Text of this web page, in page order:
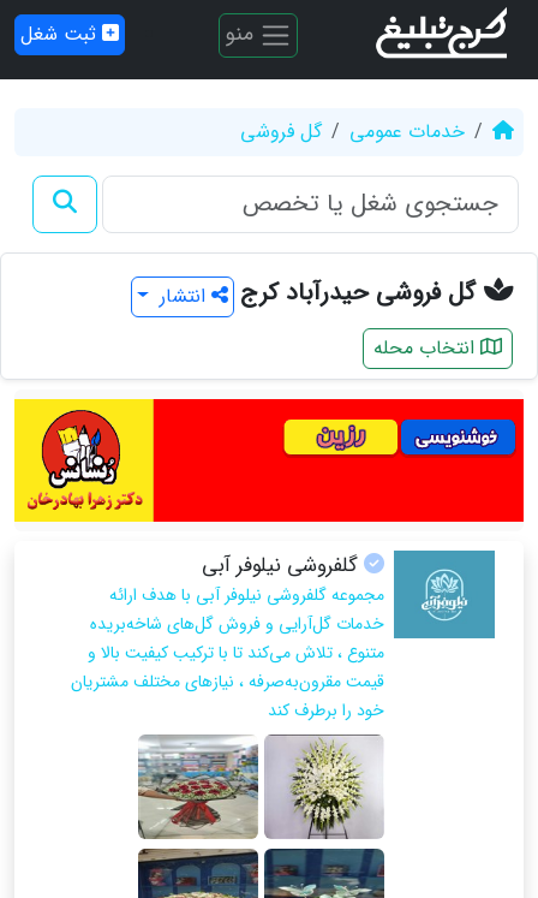
منو ثبت شغل
خدمات عمومی گل فروشی
گل فروشی حیدرآباد کرج
انتشار
انتخاب محله
گلفروشی نیلوفر آبی
مجموعه گلفروشی نیلوفر آبی با هدف ارائه
خدمات گل‌آرایی و فروش گل‌های شاخه‌بریده
متنوع ، تلاش می‌کند تا با ترکیب کیفیت بالا و
قیمت مقرون‌به‌صرفه ، نیازهای مختلف مشتریان
خود را برطرف کند